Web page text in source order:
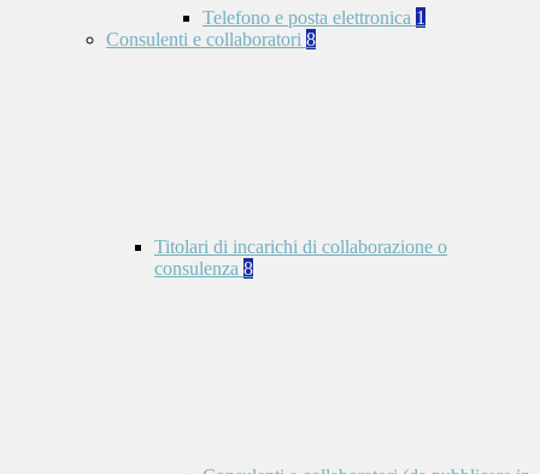
Telefono e posta elettronica 1
Consulenti e collaboratori 8
Titolari di incarichi di collaborazione o
consulenza 8